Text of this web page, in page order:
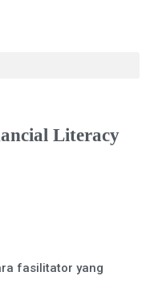
Literacy
fasilitator yang